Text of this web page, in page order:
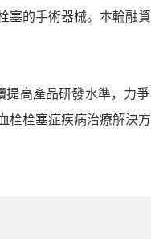
的手術器械。本輪融
高產品研發水準，力
栓栓塞症疾病治療解決